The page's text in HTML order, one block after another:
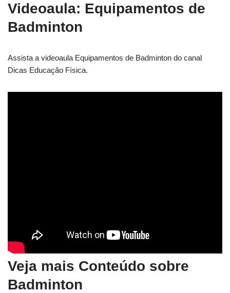
Videoaula: Equipamentos de
Badminton
Assista a videoaula Equipamentos de Badminton do canal
Dicas Educação Física.
Veja mais Conteúdo sobre
Badminton